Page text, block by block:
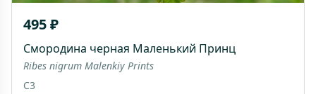
495 ₽
Смородина черная Маленький Принц
Ribes nigrum Malenkiy Prints
C3